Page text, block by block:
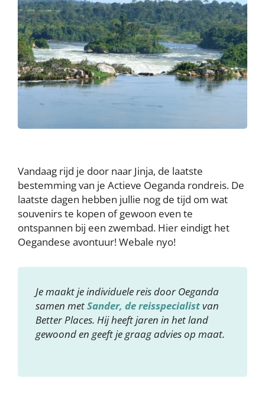
Vandaag rijd je door naar Jinja, de laatste
bestemming van je Actieve Oeganda rondreis. De
laatste dagen hebben jullie nog de tijd om wat
souvenirs te kopen of gewoon even te
ontspannen bij een zwembad. Hier eindigt het
Oegandese avontuur! Webale nyo!
Je maakt je individuele reis door Oeganda
samen metSander, de reisspecialistvan
Better Places. Hij heeft jaren in het land
gewoond en geeft je graag advies op maat.